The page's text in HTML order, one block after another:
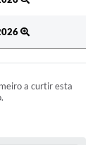
a curtir esta